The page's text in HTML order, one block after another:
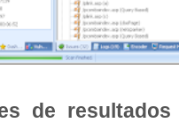
de resultados